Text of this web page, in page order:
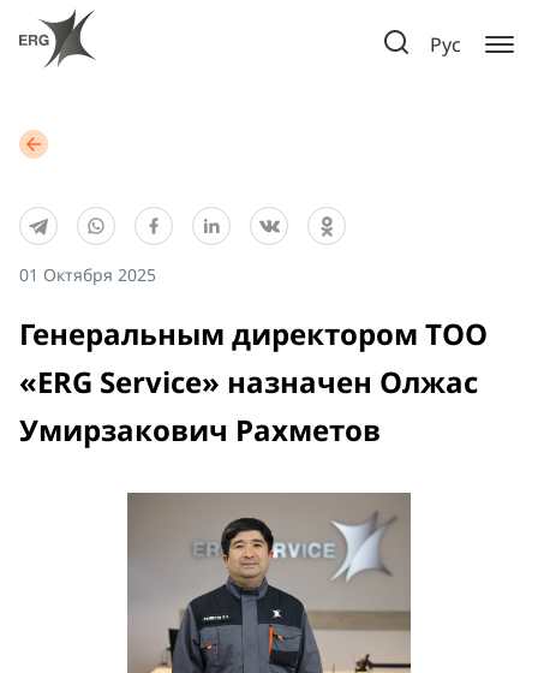
Рус
01 Октября 2025
Генеральным директором ТОО
«ERG Service» назначен Олжас
Умирзакович Рахметов